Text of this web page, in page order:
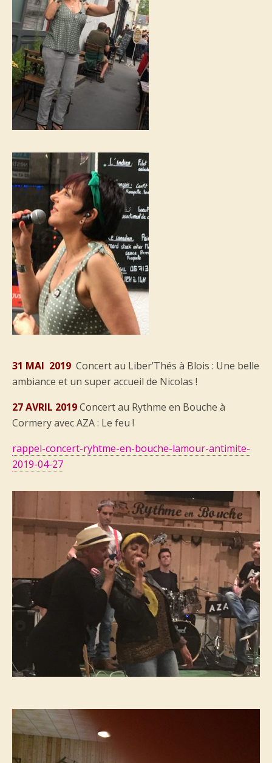
31 MAI 2019 Concert au Liber’Thés à Blois : Une belle
ambiance et un super accueil de Nicolas !
27 AVRIL 2019Concert au Rythme en Bouche à
Cormery avec AZA : Le feu !
rappel-concert-ryhtme-en-bouche-lamour-antimite-
2019-04-27